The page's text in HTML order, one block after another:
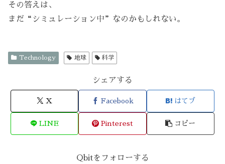
その答えは、
まだ“シミュレーション中”なのかもしれない。
Technology 地球 科学
シェアする
X Facebook はてブ
LINE Pinterest コピー
Qbitをフォローする